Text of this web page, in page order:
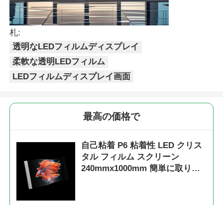
札:
透明なLEDフィルムディスプレイ
柔軟な透明LEDフィルム
LEDフィルムディスプレイ画面
最高の価格で
自己粘着 P6 粘着性 LED クリス
タル フィルム スクリーン
240mmx1000mm 簡単に取り付